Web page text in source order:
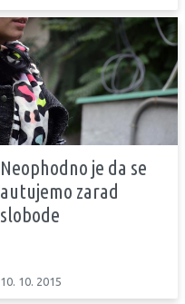
Neophodno je da se
autujemo zarad
slobode
10. 10. 2015